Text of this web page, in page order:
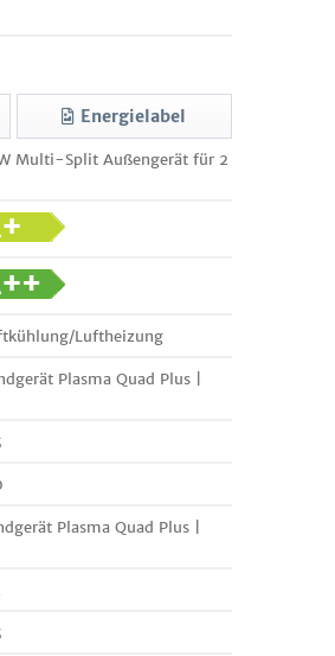
Energielabel
Multi-Split Außengerät für 2
Luftheizung
Plasma Quad Plus |
Plasma Quad Plus |